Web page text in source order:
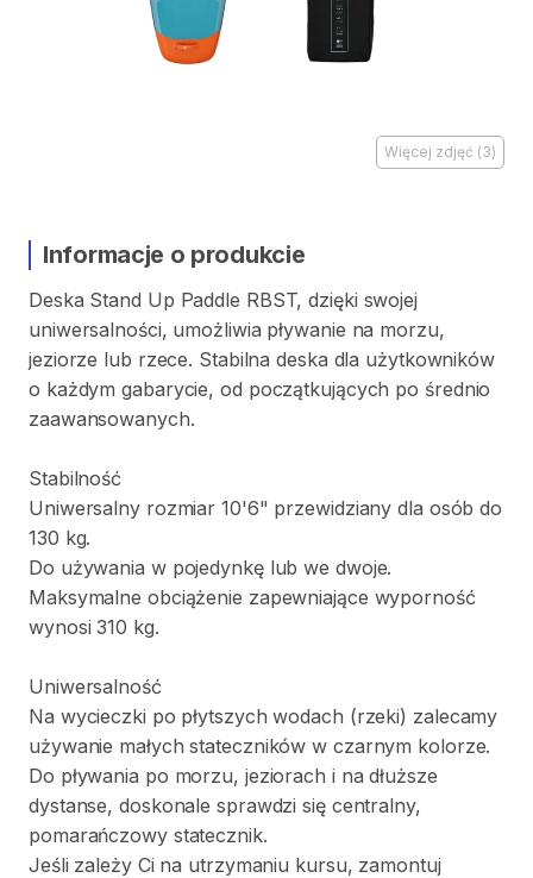
Więcej zdjęć (3)
Informacje o produkcie
Deska Stand Up Paddle RBST​,​ dzięki swojej
uniwersalności​,​ umożliwia pływanie na morzu​,​
jeziorze lub rzece. Stabilna deska dla użytkowników
o każdym gabarycie​,​ od początkujących po średnio
zaawansowanych.
Stabilność
Uniwersalny rozmiar 10'6" przewidziany dla osób do
130 kg.
Do używania w pojedynkę lub we dwoje.
Maksymalne obciążenie zapewniające wyporność
wynosi 310 kg.
Uniwersalność
Na wycieczki po płytszych wodach (rzeki) zalecamy
używanie małych stateczników w czarnym kolorze.
Do pływania po morzu​,​ jeziorach i na dłuższe
dystanse​,​ doskonale sprawdzi się centralny​,​
pomarańczowy statecznik.
Jeśli zależy Ci na utrzymaniu kursu​,​ zamontuj